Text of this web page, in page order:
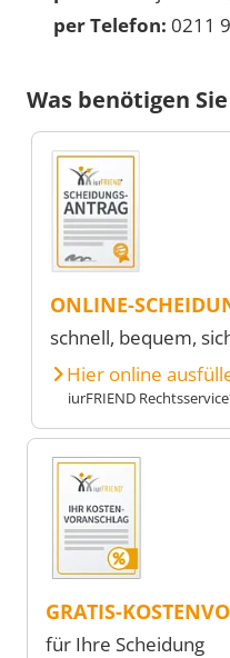
per Telefon: 0211
Was benötigen
ONLINE-
schnell, bequem,
Hier online
iurFRIEND
GRATIS-
für Ihre Scheidung